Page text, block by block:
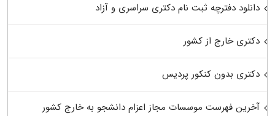
دانلود دفترچه ثبت نام دکتری سراسری و آزاد
دکتری خارج از کشور
دکتری بدون کنکور پردیس
آخرین فهرست موسسات مجاز اعزام دانشجو به خارج کشور